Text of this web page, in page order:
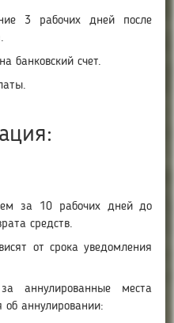
3 рабочих дней после
банковский счет.
за 10 рабочих дней до
средств.
от срока уведомления
аннулированные места
об аннулировании: